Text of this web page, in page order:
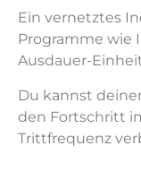
Ein vernetztes
Programme wie
Ausdauer-
Du kannst
den Fortschritt
Trittfrequenz